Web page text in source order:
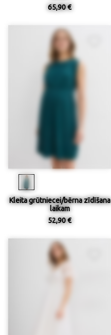
65,90 €
Kleita grūtniecei/bērna zīdīšana
laikam
52,90 €